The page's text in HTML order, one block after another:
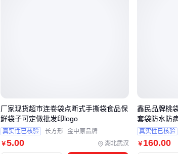
热切工艺的封边强度远高于普通裁
双拉绳设计的
芒果专用套袋
比单
加厚接缝处能显著提升抗风能力
￥5.00 湖北武汉
厂家现货超市连卷袋点断式手撕袋食品保
鲜袋子可定做批发印logo
真实性已核验 长方形 金中原品牌
￥ 160.00
鑫民品牌桃
套袋防水防
真实性已核验